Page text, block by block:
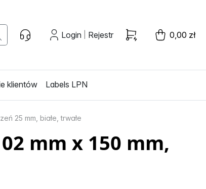
Login Rejestr 0,00 zł
klientów Labels LPN
25 mm, białe, trwałe
mm x 150 mm,